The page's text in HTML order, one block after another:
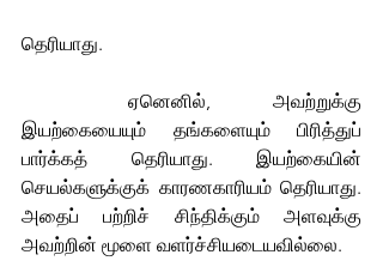
தெரியாது.
இயற்கையையும் தங்களையும் பிரித்துப்
பார்க்கத் தெரியாது. இயற்கையின்
செயல்களுக்குக் காரணகாரியம் தெரியாது.
அதைப் பற்றிச் சிந்திக்கும் அளவுக்கு
அவற்றின் மூளை வளர்ச்சியடையவில்லை.